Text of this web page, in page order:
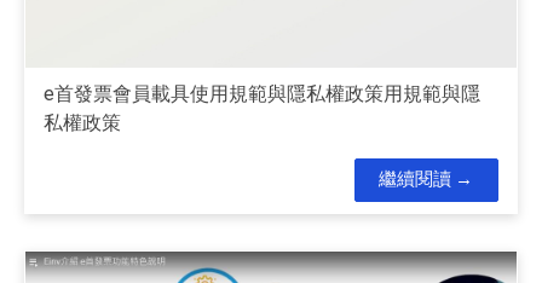
e首發票會員載具使用規範與隱私權政策用規範與隱
私權政策
繼續閱讀